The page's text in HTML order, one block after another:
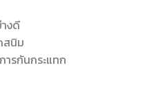
งดี
สนิม
ารกันกระแทก